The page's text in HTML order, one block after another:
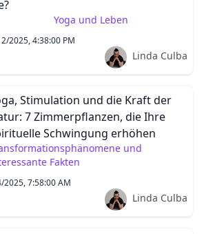
Yoga und Leben
2025, 4:38:00 PM
Linda Culba
Stimulation und die Kraft der
7 Zimmerpflanzen, die Ihre
Schwingung erhöhen
und
Fakten
2025, 7:58:00 AM
Linda Culba